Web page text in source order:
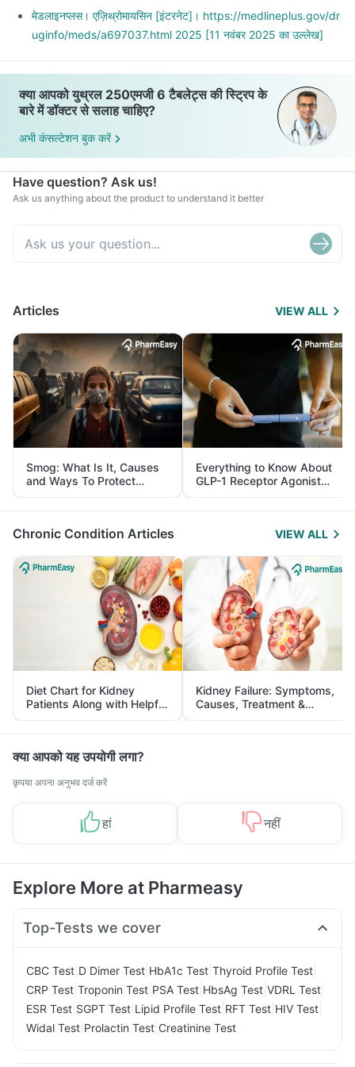
मेडलाइनप्लस। एज़िथ्रोमायसिन [इंटरनेट]। https://medlineplus.gov/dr
uginfo/meds/a697037.html 2025 [11 नवंबर 2025 का उल्लेख]
क्या आपको युथ्रल 250एमजी 6 टैबलेट्स की स्ट्रिप के
बारे में डॉक्टर से सलाह चाहिए?
अभी कंसल्टेशन बुक करें
Have question? Ask us!
Ask us anything about the product to understand it better
Articles VIEW ALL
Smog: What Is It, Causes
and Ways To Protect
Yourself From It
Everything to Know About
GLP-1 Receptor Agonist
and Its Role in Weight
Management
Chronic Condition Articles VIEW ALL
Diet Chart for Kidney
Patients Along with Helpful
Tips
Kidney Failure: Symptoms,
Causes, Treatment &
Prevention
क्या आपको यह उपयोगी लगा?
कृपया अपना अनुभव दर्ज करें
हां नहीं
Explore More at Pharmeasy
Top-Tests we cover
CBC Test D Dimer Test HbA1c Test Thyroid Profile Test
CRP Test Troponin Test PSA Test HbsAg Test VDRL Test
ESR Test SGPT Test Lipid Profile Test RFT Test HIV Test
Widal Test Prolactin Test Creatinine Test